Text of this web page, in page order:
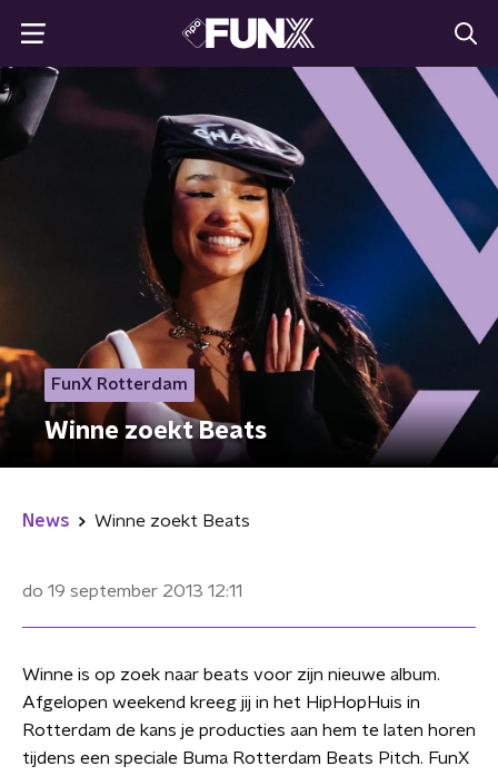
FunX Rotterdam
Winne zoekt Beats
News Winne zoekt Beats
do 19 september 2013 12:11
Winne is op zoek naar beats voor zijn nieuwe album.
Afgelopen weekend kreeg jij in het HipHopHuis in
Rotterdam de kans je producties aan hem te laten horen
tijdens een speciale Buma Rotterdam Beats Pitch. FunX